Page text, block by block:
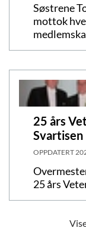
Søstrene
mottok
25 års
Svartisen
OPPDATERT
25 års